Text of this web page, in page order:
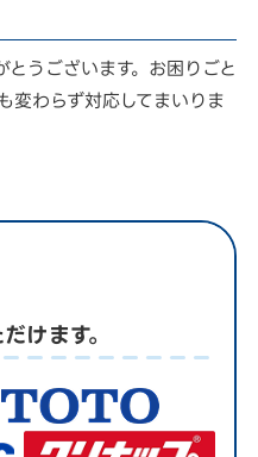
うございます。お困りごと
変わらず対応してまいりま
けます。